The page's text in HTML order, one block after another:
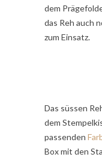
dem
das Reh auch
zum Einsatz.
Das süssen
dem
passenden
Box mit den